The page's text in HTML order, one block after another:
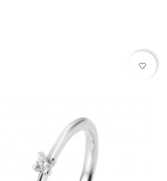
favorite_border